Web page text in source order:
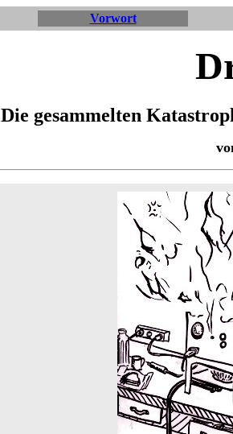
Vorwort
Die gesammelten